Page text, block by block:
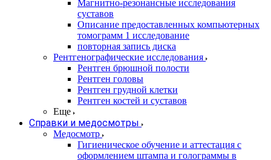
Магнитно-резонансные исследования
суставов
Описание предоставленных компьютерных
томограмм 1 исследование
повторная запись диска
Рентгенографические исследования
Рентген брюшной полости
Рентген головы
Рентген грудной клетки
Рентген костей и суставов
Еще
Справки и медосмотры
Медосмотр
Гигиеническое обучение и аттестация с
оформлением штампа и голограммы в